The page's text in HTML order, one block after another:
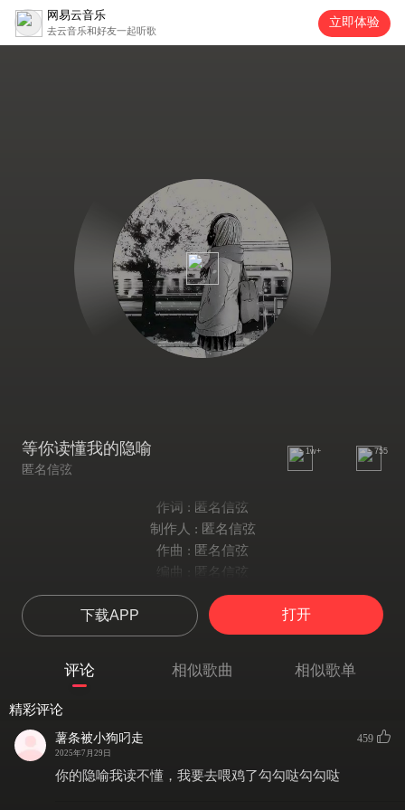
网易云音乐
去云音乐和好友一起听歌
立即体验
等你读懂我的隐喻
匿名信弦
1w+ 755
作词 : 匿名信弦
制作人 : 匿名信弦
作曲 : 匿名信弦
编曲 : 匿名信弦
下载APP 打开
评论 相似歌曲 相似歌单
精彩评论
薯条被小狗叼走
2025年7月29日
459
你的隐喻我读不懂，我要去喂鸡了勾勾哒勾勾哒